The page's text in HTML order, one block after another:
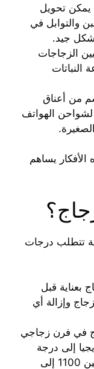
يمكن تحويل
والتوابل في
جيد.
الزجاجات
النباتات
من أعناق
لشواحن الهواتف
الأفكار يساهم
تتطلب درجات
بعناية قبل
وإزالة أي
في فرن زجاجي
إلى درجة
حرارة مرتفعة تتراوح عادة ما بين 1100 إلى